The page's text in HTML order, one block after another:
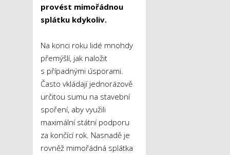
provést mimořádnou
splátku kdykoliv.
Na konci roku lidé mnohdy
přemýšlí, jak naložit
s případnými úsporami.
Často vkládají jednorázově
určitou sumu na stavební
spoření, aby využili
maximální státní podporu
za končící rok. Nasnadě je
rovněž mimořádná splátka